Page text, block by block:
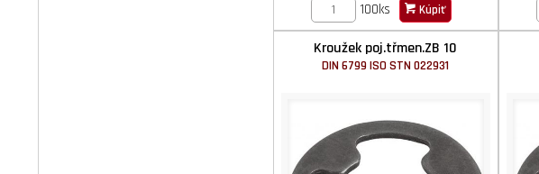
100ks
Kúpiť
Kroužek poj.třmen.ZB 10
DIN 6799 ISO STN 022931